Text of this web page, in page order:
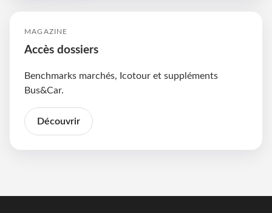
MAGAZINE
Accès dossiers
Benchmarks marchés, Icotour et suppléments
Bus&Car.
Découvrir